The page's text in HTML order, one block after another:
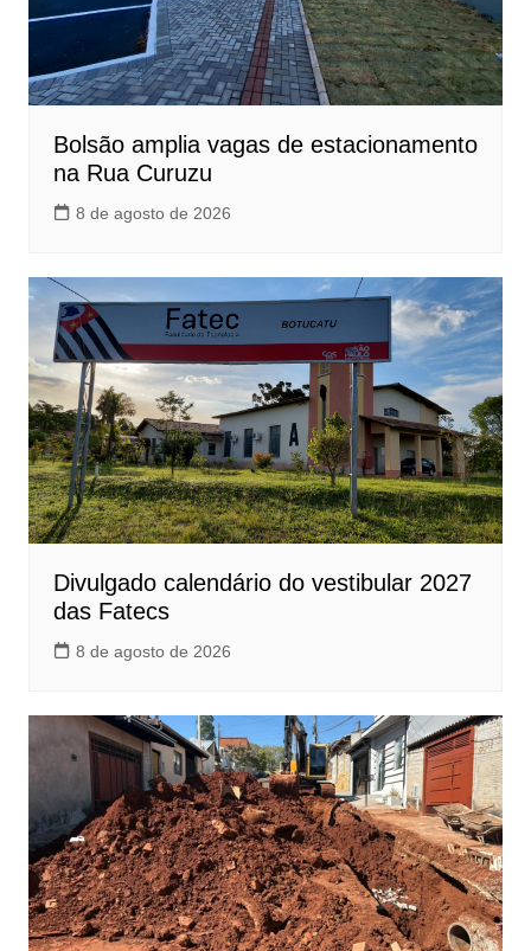
Bolsão amplia vagas de estacionamento
na Rua Curuzu
8 de agosto de 2026
Divulgado calendário do vestibular 2027
das Fatecs
8 de agosto de 2026